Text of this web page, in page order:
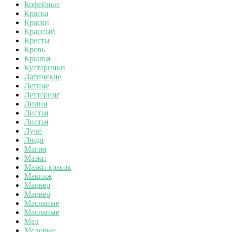
Кофейные
Краска
Краски
Красный
Кресты
Кровь
Крылья
Кустарники
Латинские
Летние
Леттеринг
Линии
Листья
Листья
Лучи
Люди
Магия
Мазки
Мазки красок
Макияж
Маркер
Маркер
Масляные
Масляные
Мел
Меловые